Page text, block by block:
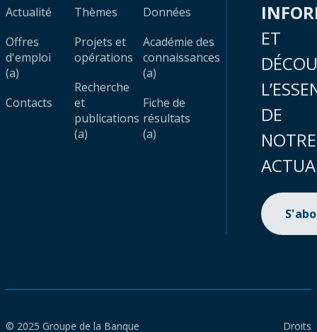
Actualité
Offres
d'emploi
(a)
Contacts
Thèmes
Projets et
opérations
Recherche
et
publications
(a)
Données
Académie des
connaissances
(a)
Fiche de
résultats
(a)
ET
DE
NOTRE
© 2025 Groupe de la Banque
Droits